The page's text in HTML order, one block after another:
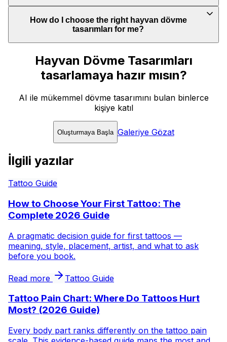
How do I choose the right hayvan dövme
tasarımları for me?
Hayvan Dövme Tasarımları
tasarlamaya hazır mısın?
AI ile mükemmel dövme tasarımını bulan binlerce
kişiye katıl
Oluşturmaya Başla Galeriye Gözat
İlgili yazılar
Tattoo Guide
How to Choose Your First Tattoo: The
Complete 2026 Guide
A pragmatic decision guide for first tattoos —
meaning, style, placement, artist, and what to ask
before you book.
Read more Tattoo Guide
Tattoo Pain Chart: Where Do Tattoos Hurt
Most? (2026 Guide)
Every body part ranks differently on the tattoo pain